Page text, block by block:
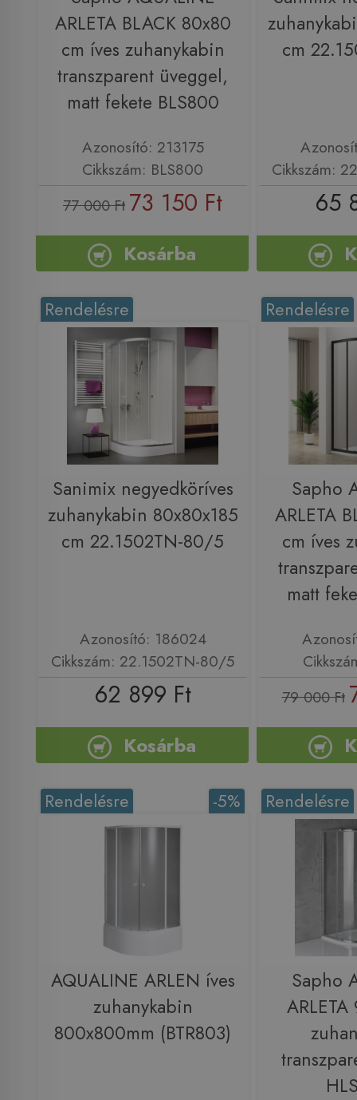
ARLETA BLACK 80x80
cm íves zuhanykabin
transzparent üveggel,
matt fekete BLS800
Azonosító: 213175
Cikkszám: BLS800
77 000 Ft 73 150 Ft
Kosárba
cm
Cikkszám:
65
Rendelésre
Sanimix negyedköríves
zuhanykabin 80x80x185
cm 22.1502TN-80/5
Azonosító: 186024
Cikkszám: 22.1502TN-80/5
62 899 Ft
Kosárba
Rendelésre
Sapho
ARLETA
cm íves
matt
79 000 Ft
-5%
Rendelésre
AQUALINE ARLEN íves
zuhanykabin
800x800mm (BTR803)
Rendelésre
Sapho